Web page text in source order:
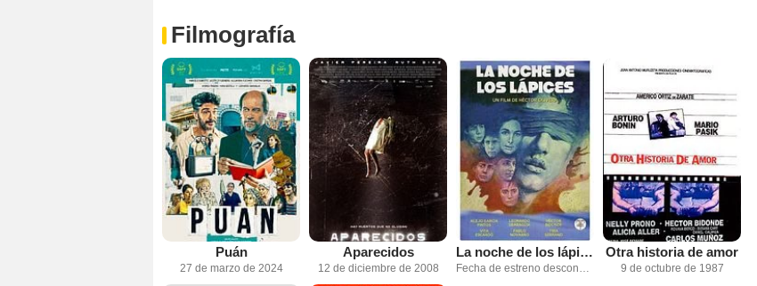
Filmografía
Puán
27 de marzo de 2024
Aparecidos
12 de diciembre de 2008
La noche de los lápices Otra historia de amor
9 de octubre de 1987